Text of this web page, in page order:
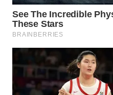
LIKUPANG
WN
WN
BORNEO